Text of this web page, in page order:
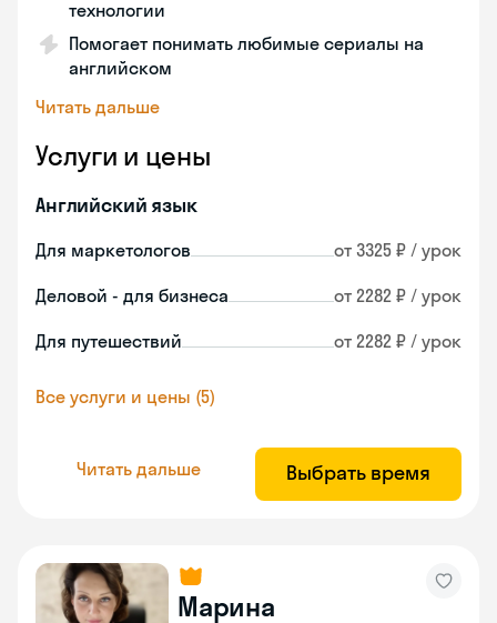
технологии
Помогает понимать любимые сериалы на
английском
Читать дальше
Услуги и цены
Английский язык
Для маркетологов от 3325 ₽ / урок
Деловой - для бизнеса от 2282 ₽ / урок
Для путешествий от 2282 ₽ / урок
Все услуги и цены (5)
Читать дальше Выбрать время
Марина